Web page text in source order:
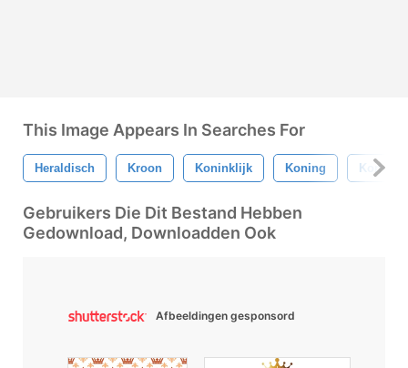
This Image Appears In Searches For
Heraldisch Kroon Koninklijk Koning
Gebruikers Die Dit Bestand Hebben
Gedownload, Downloadden Ook
Afbeeldingen gesponsord